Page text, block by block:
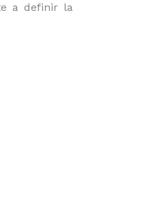
a definir la